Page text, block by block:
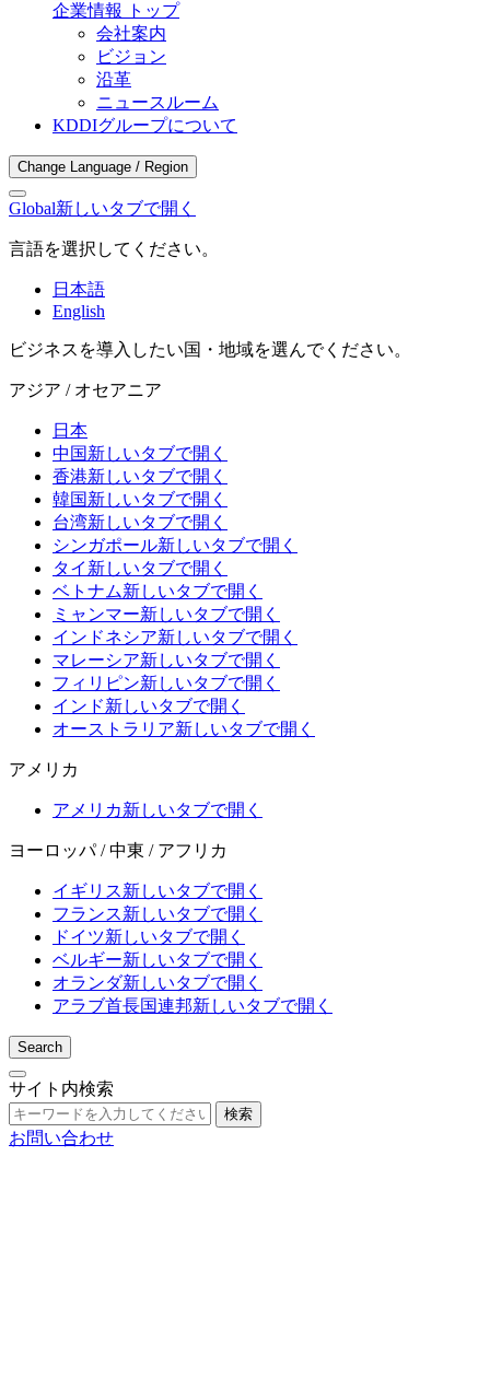
企業情報 トップ
会社案内
ビジョン
沿革
ニュースルーム
KDDIグループについて
Change Language / Region
Global新しいタブで開く
言語を選択してください。
日本語
English
ビジネスを導入したい国・地域を選んでください。
アジア / オセアニア
日本
中国新しいタブで開く
香港新しいタブで開く
韓国新しいタブで開く
台湾新しいタブで開く
シンガポール新しいタブで開く
タイ 新しいタブで開く
ベトナム新しいタブで開く
ミャンマー新しいタブで開く
インドネシア新しいタブで開く
マレーシア新しいタブで開く
フィリピン新しいタブで開く
インド新しいタブで開く
オーストラリア新しいタブで開く
アメリカ
アメリカ新しいタブで開く
ヨーロッパ / 中東 / アフリカ
イギリス新しいタブで開く
フランス新しいタブで開く
ドイツ新しいタブで開く
ベルギー新しいタブで開く
オランダ新しいタブで開く
アラブ首長国連邦新しいタブで開く
Search
サイト内検索
検索
お問い合わせ